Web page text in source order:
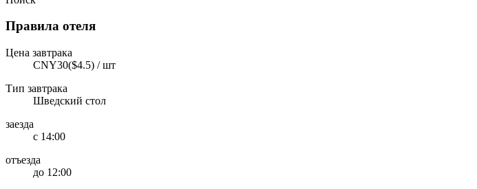
Правила отеля
Цена завтрака
CNY30($4.5) / шт
Тип завтрака
Шведский стол
заезда
с 14:00
отъезда
до 12:00